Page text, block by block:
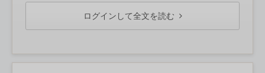
ログインして全文を読む